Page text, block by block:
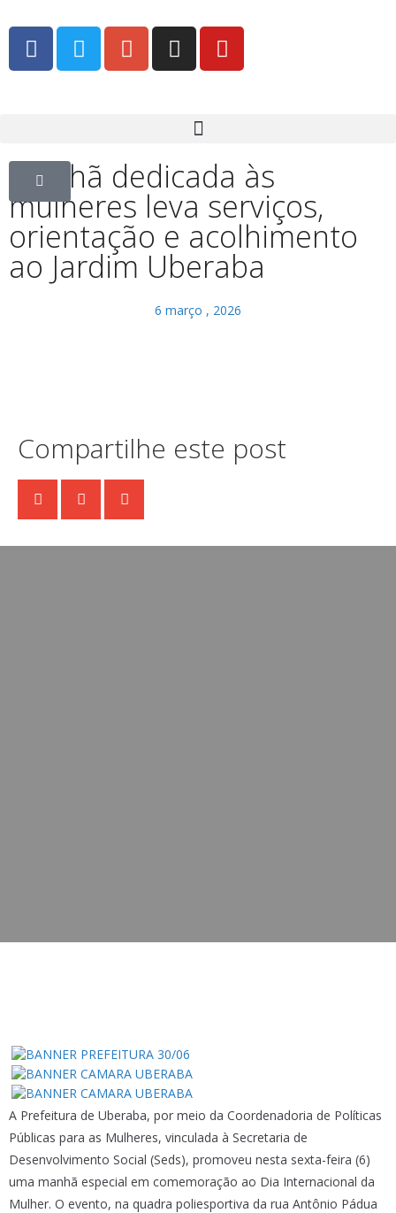
Manhã dedicada às
mulheres leva serviços,
orientação e acolhimento
ao Jardim Uberaba
6 março , 2026
Compartilhe este post
A Prefeitura de Uberaba, por meio da Coordenadoria de Políticas
Públicas para as Mulheres, vinculada à Secretaria de
Desenvolvimento Social (Seds), promoveu nesta sexta-feira (6)
uma manhã especial em comemoração ao Dia Internacional da
Mulher. O evento, na quadra poliesportiva da rua Antônio Pádua